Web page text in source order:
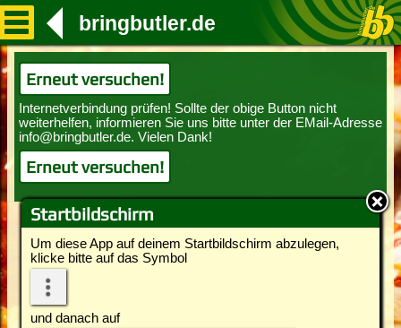
Startbildschirm
Um diese App auf deinem Startbildschirm abzulegen,
klicke bitte auf das Symbol
und danach auf
bringbutler.de
Erneut versuchen!
Erneut versuchen!